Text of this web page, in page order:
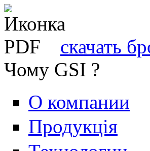
скачать
Чому GSI ?
О компании
Продукція